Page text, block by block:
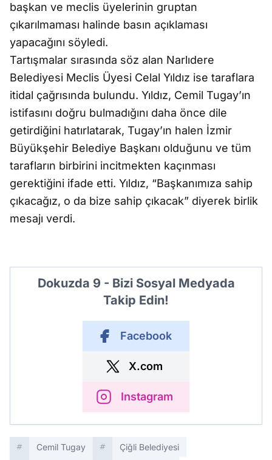
başkan ve meclis üyelerinin gruptan
çıkarılmaması halinde basın açıklaması
yapacağını söyledi.
Tartışmalar sırasında söz alan Narlıdere
Belediyesi Meclis Üyesi Celal Yıldız ise taraflara
itidal çağrısında bulundu. Yıldız, Cemil Tugay’ın
istifasını doğru bulmadığını daha önce dile
getirdiğini hatırlatarak, Tugay’ın halen İzmir
Büyükşehir Belediye Başkanı olduğunu ve tüm
tarafların birbirini incitmekten kaçınması
gerektiğini ifade etti. Yıldız, “Başkanımıza sahip
çıkacağız, o da bize sahip çıkacak” diyerek birlik
mesajı verdi.
Dokuzda 9 - Bizi Sosyal Medyada
Takip Edin!
Facebook
X.com
Instagram
Cemil Tugay
Çiğli Belediyesi